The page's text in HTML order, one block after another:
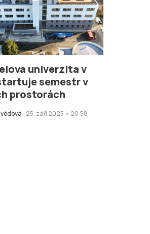
univerzita v
semestr v
prostorách
25. září 2025 • 20:58